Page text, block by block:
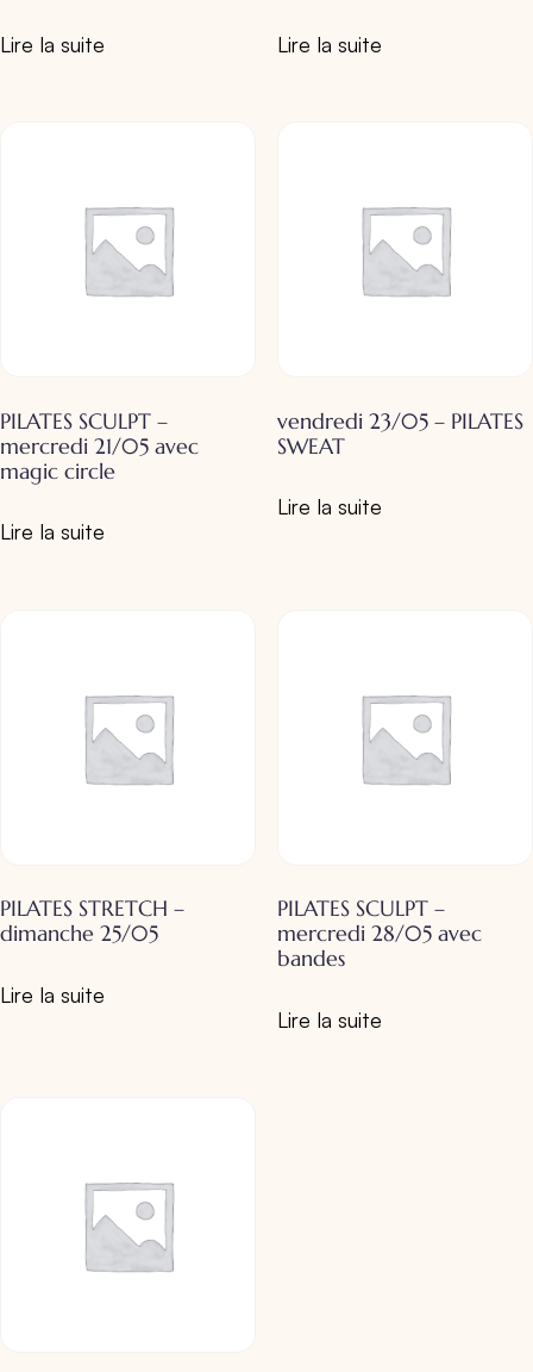
Lire la suite Lire la suite
PILATES SCULPT –
mercredi 21/05 avec
magic circle
Lire la suite
vendredi 23/05 – PILATES
SWEAT
Lire la suite
PILATES STRETCH –
dimanche 25/05
Lire la suite
PILATES SCULPT –
mercredi 28/05 avec
bandes
Lire la suite